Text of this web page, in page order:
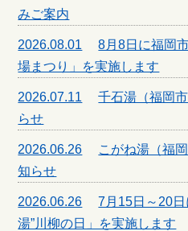
みご案内
2026.08.01
8月8日に福岡
場まつり」を実施します
2026.07.11
千石湯（福岡
らせ
2026.06.26
こがね湯（福
知らせ
2026.06.26
7月15日～20
湯”川柳の日」を実施します